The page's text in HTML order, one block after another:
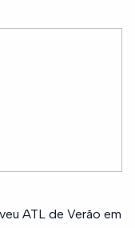
ATL de Verão em